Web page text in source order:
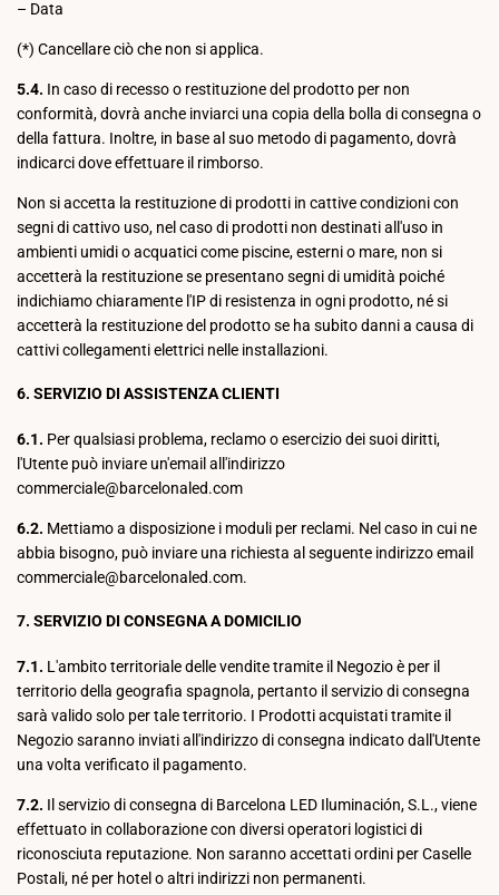
– Data
(*) Cancellare ciò che non si applica.
5.4. In caso di recesso o restituzione del prodotto per non
conformità, dovrà anche inviarci una copia della bolla di consegna o
della fattura. Inoltre, in base al suo metodo di pagamento, dovrà
indicarci dove effettuare il rimborso.
Non si accetta la restituzione di prodotti in cattive condizioni con
segni di cattivo uso, nel caso di prodotti non destinati all'uso in
ambienti umidi o acquatici come piscine, esterni o mare, non si
accetterà la restituzione se presentano segni di umidità poiché
indichiamo chiaramente l'IP di resistenza in ogni prodotto, né si
accetterà la restituzione del prodotto se ha subito danni a causa di
cattivi collegamenti elettrici nelle installazioni.
6. SERVIZIO DI ASSISTENZA CLIENTI
6.1. Per qualsiasi problema, reclamo o esercizio dei suoi diritti,
l'Utente può inviare un'email all'indirizzo
commerciale@barcelonaled.com
6.2. Mettiamo a disposizione i moduli per reclami. Nel caso in cui ne
abbia bisogno, può inviare una richiesta al seguente indirizzo email
commerciale@barcelonaled.com.
7. SERVIZIO DI CONSEGNA A DOMICILIO
7.1. L'ambito territoriale delle vendite tramite il Negozio è per il
territorio della geografia spagnola, pertanto il servizio di consegna
sarà valido solo per tale territorio. I Prodotti acquistati tramite il
Negozio saranno inviati all'indirizzo di consegna indicato dall'Utente
una volta verificato il pagamento.
7.2. Il servizio di consegna di Barcelona LED Iluminación, S.L., viene
effettuato in collaborazione con diversi operatori logistici di
riconosciuta reputazione. Non saranno accettati ordini per Caselle
Postali, né per hotel o altri indirizzi non permanenti.